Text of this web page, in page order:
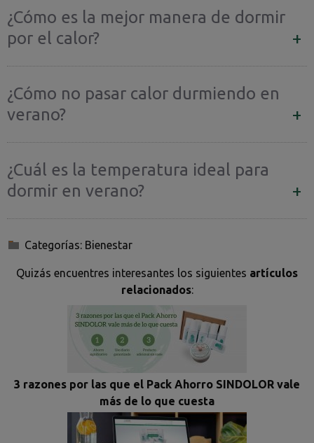
¿Cómo es la mejor manera de dormir
por el calor?
¿Cómo no pasar calor durmiendo en
verano?
¿Cuál es la temperatura ideal para
dormir en verano?
Categorías: Bienestar
Quizás encuentres interesantes los siguientes artículos
relacionados:
3 razones por las que el Pack Ahorro SINDOLOR vale
más de lo que cuesta